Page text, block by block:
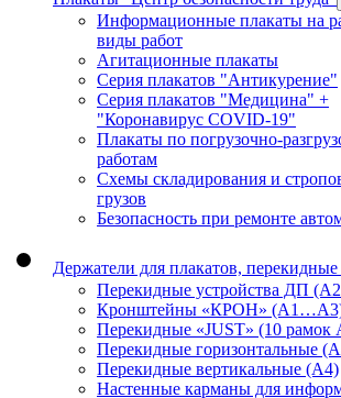
Информационные плакаты на
виды работ
Агитационные плакаты
Серия плакатов "Антикурение"
Серия плакатов "Медицина" +
"Коронавирус COVID-19"
Плакаты по погрузочно-
работам
Схемы складирования и
грузов
Безопасность при ремонте
Держатели для плакатов,
Перекидные устройства ДП
Кронштейны «КРОН»
Перекидные «JUST» (10 рамок
Перекидные горизонтальные
Перекидные вертикальные (А4)
Настенные карманы для